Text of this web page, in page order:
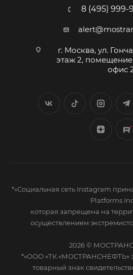
8 (495) 999-
г. Москва, ул.
этаж 2, помещение
офис
*«Социальная сеть Instagram
Platforms
которая запрещена на
осуществлением
2026 ©
*«ООО «ТК «МОСТРАНСНЕФТЬ»
товарный знак